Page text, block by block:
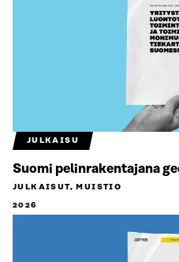
JULKAISU
Suomi pelinrakentajana
JULKAISUT, MUISTIO
2026